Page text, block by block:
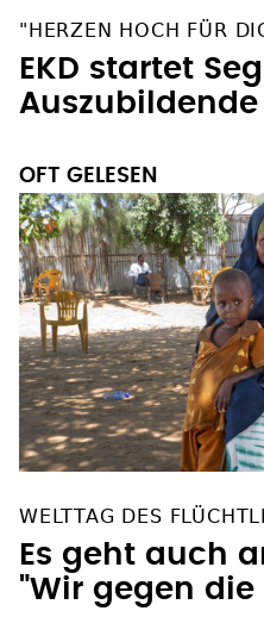
"HERZEN HOCH FÜR
EKD startet
Auszubildende
OFT GELESEN
WELTTAG DES
Es geht auch
"Wir gegen die